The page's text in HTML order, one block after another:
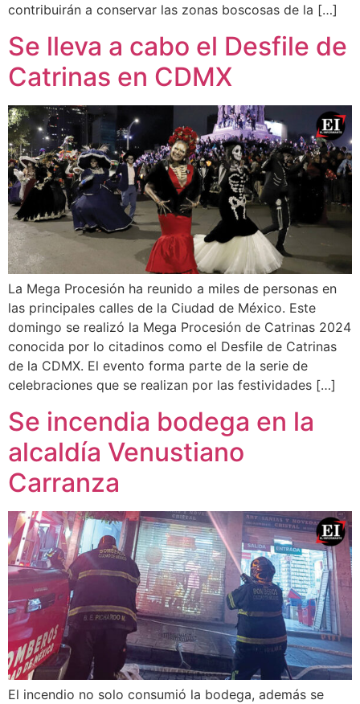
contribuirán a conservar las zonas boscosas de la […]
Se lleva a cabo el Desfile de
Catrinas en CDMX
La Mega Procesión ha reunido a miles de personas en
las principales calles de la Ciudad de México. Este
domingo se realizó la Mega Procesión de Catrinas 2024
conocida por lo citadinos como el Desfile de Catrinas
de la CDMX. El evento forma parte de la serie de
celebraciones que se realizan por las festividades […]
Se incendia bodega en la
alcaldía Venustiano
Carranza
El incendio no solo consumió la bodega, además se